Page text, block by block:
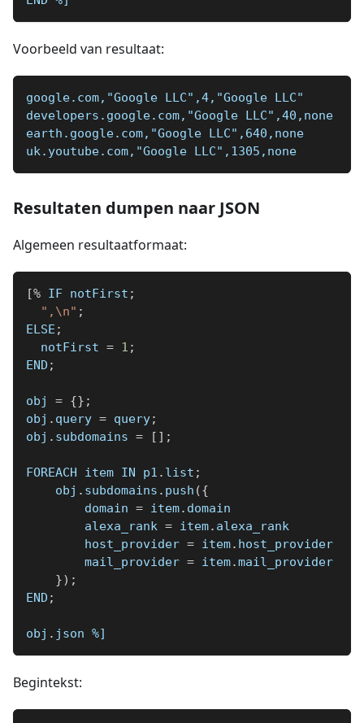
Voorbeeld van resultaat:
google.com,"Google LLC",4,"Google LLC"
developers.google.com,"Google LLC",40,none
earth.google.com,"Google LLC",640,none
uk.youtube.com,"Google LLC",1305,none
Resultaten dumpen naar JSON
Algemeen resultaatformaat:
[% IF notFirst ;
",\n" ;
ELSE ;
  notFirst
= 1 ;
END ;
obj = {} ;
obj . query = query;
obj . subdomains = [ ] ;
FOREACH item IN p1 . list ;
    obj
. subdomains . push ({
        domain
= item. domain
        alexa_rank
= item. alexa_rank
        host_provider
= item. host_provider
        mail_provider
= item.mail_provider
}) ;
END ;
obj . json %]
Begintekst: